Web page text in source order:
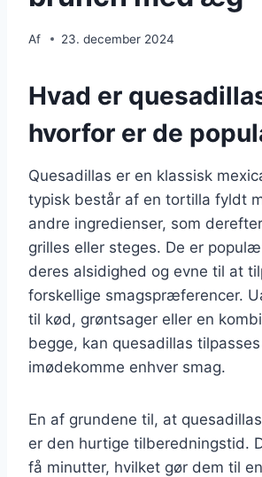
Af 23. december 2024
Hvad er
hvorfor er de
Quesadillas er en klassisk
typisk består af en tortilla fyldt
andre ingredienser, som
grilles eller steges. De er
deres alsidighed og evne til at
forskellige smagspræferencer.
til kød, grøntsager eller en
begge, kan quesadillas
imødekomme enhver smag.
En af grundene til, at
er den hurtige tilberedningstid.
få minutter, hvilket gør dem til